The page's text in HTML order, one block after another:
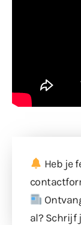
Heb je
al? Schrijf